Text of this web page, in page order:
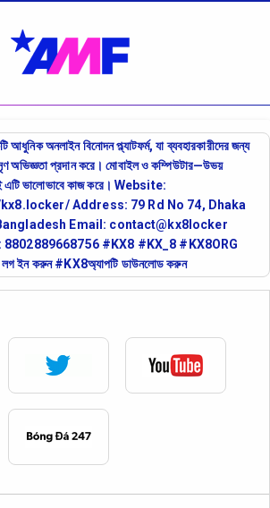
আধুনিক অনলাইন বিনোদন প্ল্যাটফর্ম, যা ব্যবহারকারীদের জন্য
অভিজ্ঞতা প্রদান করে। মোবাইল ও কম্পিউটার—উভয়
এটি ভালোভাবে কাজ করে। Website:
Address: 79 Rd No 74, Dhaka
Email: contact@kx8locker
8802889668756 #KX8 #KX_8 #KX8ORG
ইন করুন #KX8অ্যাপটি ডাউনলোড করুন